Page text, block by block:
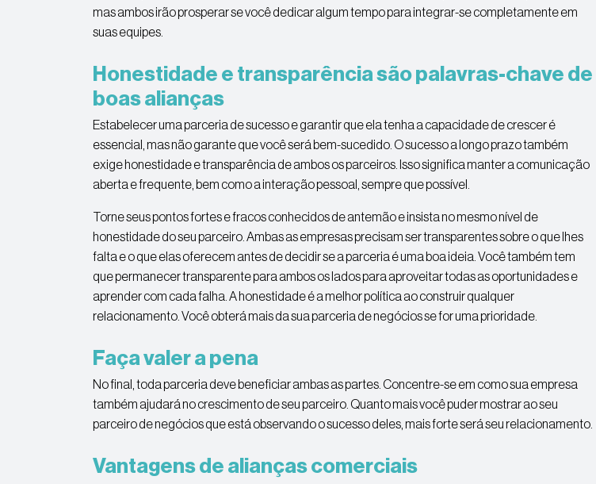
mas ambos irão prosperar se você dedicar algum tempo para integrar-se completamente em
suas equipes.
Honestidade e transparência são palavras-chave de
boas alianças
Estabelecer uma parceria de sucesso e garantir que ela tenha a capacidade de crescer é
essencial, mas não garante que você será bem-sucedido. O sucesso a longo prazo também
exige honestidade e transparência de ambos os parceiros. Isso significa manter a comunicação
aberta e frequente, bem como a interação pessoal, sempre que possível.
Torne seus pontos fortes e fracos conhecidos de antemão e insista no mesmo nível de
honestidade do seu parceiro. Ambas as empresas precisam ser transparentes sobre o que lhes
falta e o que elas oferecem antes de decidir se a parceria é uma boa ideia. Você também tem
que permanecer transparente para ambos os lados para aproveitar todas as oportunidades e
aprender com cada falha. A honestidade é a melhor política ao construir qualquer
relacionamento. Você obterá mais da sua parceria de negócios se for uma prioridade.
Faça valer a pena
No final, toda parceria deve beneficiar ambas as partes. Concentre-se em como sua empresa
também ajudará no crescimento de seu parceiro. Quanto mais você puder mostrar ao seu
parceiro de negócios que está observando o sucesso deles, mais forte será seu relacionamento.
Vantagens de alianças comerciais